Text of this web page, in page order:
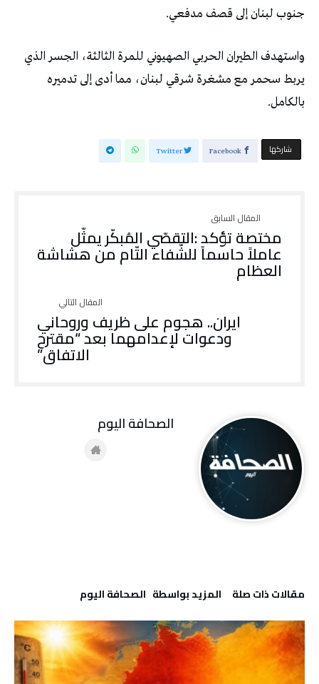
جنوب لبنان إلى قصف مدفعي.
واستهدف الطيران الحربي الصهيوني للمرة الثالثة، الجسر الذي
يربط سحمر مع مشغرة شرقي لبنان، مما أدى إلى تدميره
بالكامل.
‫‫ شاركها‬ Facebook
Twitter
مختصة تؤكد :التقصّي المُبكّر يمثّل
عاملاً حاسماً للشّفاء التّام من هشاشة
العظام
ايران.. هجوم على ظريف وروحاني
ودعوات لإعدامهما بعد “مقترح
الاتفاق”
‫مقالات ذات صلة‬ ‫‫المزيد بواسطة‬ ‬ ‭ ‬الصحافة‭ ‬اليوم